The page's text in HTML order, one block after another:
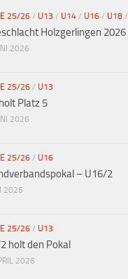
25/26 / U13 / U14 / U16 / U18 /
Holzgerlingen 2026
2026
25/26 / U13
Platz 5
2026
25/26 / U16
– U16/2
2026
25/26 / U13
holt den Pokal
2026